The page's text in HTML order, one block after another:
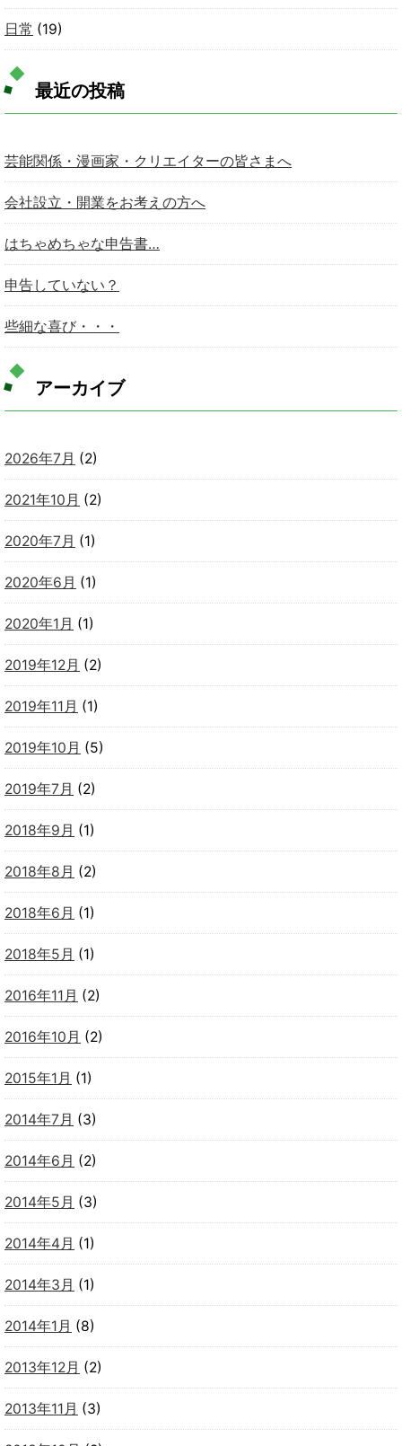
日常 (19)
最近の投稿
芸能関係・漫画家・クリエイターの皆さまへ
会社設立・開業をお考えの方へ
はちゃめちゃな申告書…
申告していない？
些細な喜び・・・
アーカイブ
2026年7月 (2)
2021年10月 (2)
2020年7月 (1)
2020年6月 (1)
2020年1月 (1)
2019年12月 (2)
2019年11月 (1)
2019年10月 (5)
2019年7月 (2)
2018年9月 (1)
2018年8月 (2)
2018年6月 (1)
2018年5月 (1)
2016年11月 (2)
2016年10月 (2)
2015年1月 (1)
2014年7月 (3)
2014年6月 (2)
2014年5月 (3)
2014年4月 (1)
2014年3月 (1)
2014年1月 (8)
2013年12月 (2)
2013年11月 (3)